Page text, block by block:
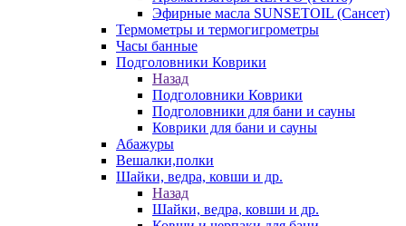
Эфирные масла SUNSETOIL (Сансет)
Термометры и термогигрометры
Часы банные
Подголовники Коврики
Назад
Подголовники Коврики
Подголовники для бани и сауны
Коврики для бани и сауны
Абажуры
Вешалки,полки
Шайки, ведра, ковши и др.
Назад
Шайки, ведра, ковши и др.